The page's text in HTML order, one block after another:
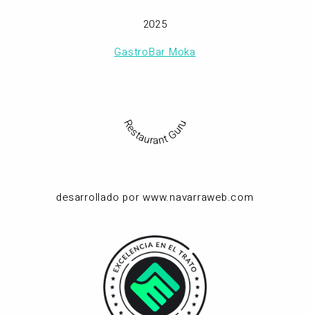
2025
GastroBar Moka
Restaurant Guru
desarrollado por www.navarraweb.com